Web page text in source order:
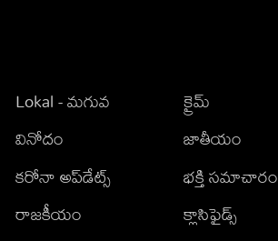
Lokal - మగువ
వినోదం
కరోనా అప్‌డేట్స్
రాజకీయం
క్రైమ్
జాతీయం
భక్తి సమాచారం
క్లాసిఫైడ్స్